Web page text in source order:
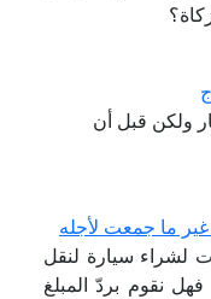
ولكن قبل أن
ما جمعت لأجله
لشراء سيارة لنقل
نقوم بردّ المبلغ